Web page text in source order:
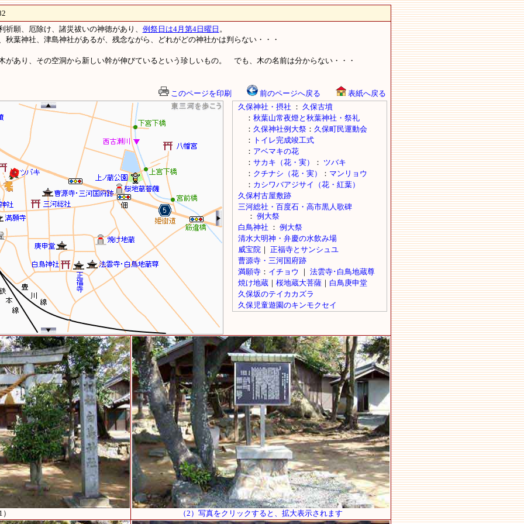
願、厄除け、諸災祓いの神徳があり、 例祭日は4月第4日曜日 。
秋葉神社、津島神社があるが、残念ながら、どれがどの神社かは判らない・・・
があり、その空洞から新しい幹が伸びているという珍しいもの。 でも、木の名前は分からない・・・
このページを印刷 前のページへ戻る 表紙へ戻る
（2）写真をクリックすると、拡大表示されます